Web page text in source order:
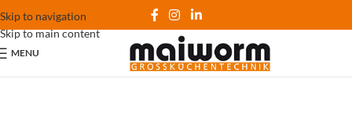
Skip to navigation
Skip to main content
MENU